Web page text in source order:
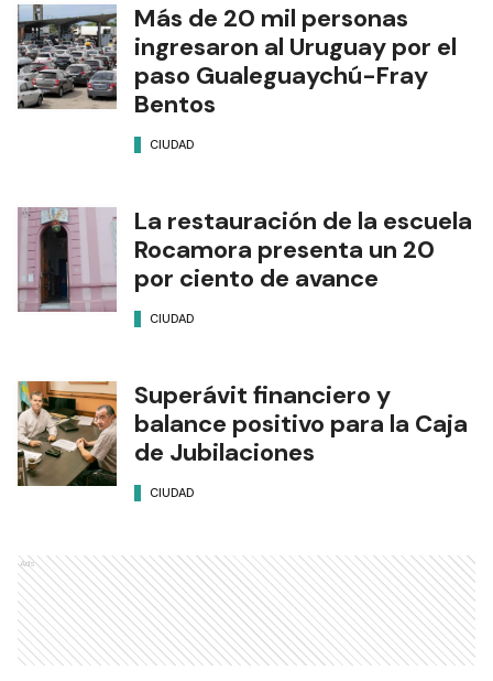
Más de 20 mil personas
ingresaron al Uruguay por el
paso Gualeguaychú-Fray
Bentos
CIUDAD
La restauración de la escuela
Rocamora presenta un 20
por ciento de avance
CIUDAD
Superávit financiero y
balance positivo para la Caja
de Jubilaciones
CIUDAD
Ads